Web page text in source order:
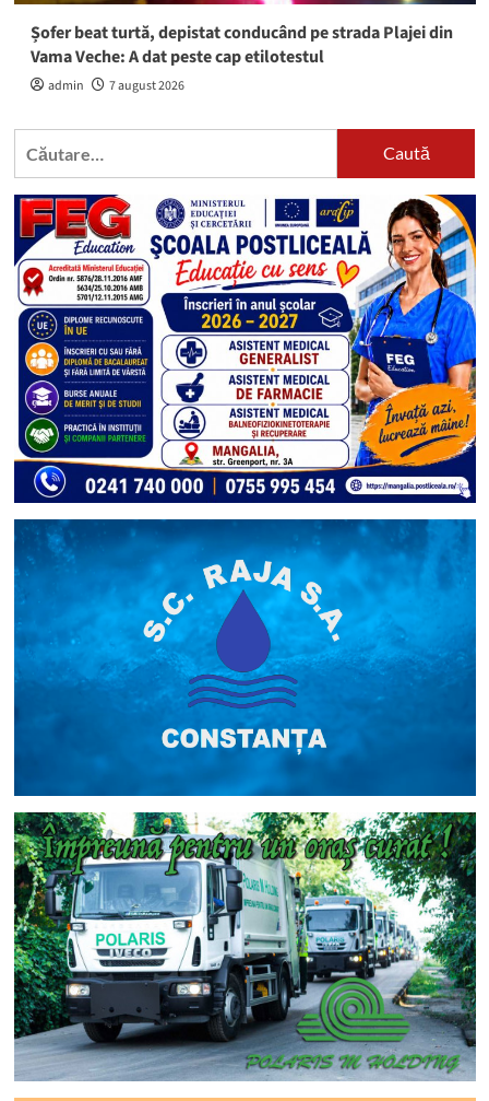
Șofer beat turtă, depistat conducând pe strada Plajei din
Vama Veche: A dat peste cap etilotestul
admin 7 august 2026
Caută